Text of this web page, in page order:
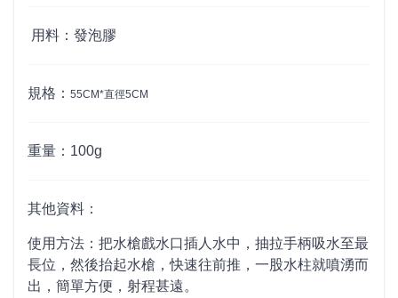
用料：發泡膠
規格： 55CM*直徑5CM
重量：100g
其他資料：
使用方法：把水槍戲水口插人水中，抽拉手柄吸水至最
長位，然後抬起水槍，快速往前推，一股水柱就噴湧而
出，簡單方便，射程甚遠。